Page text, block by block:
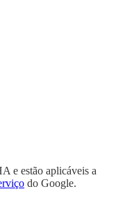
e estão aplicáveis a
do Google.